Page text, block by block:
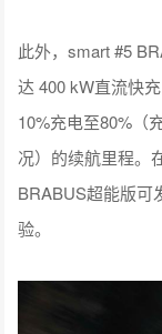
此外，smart #5
达 400 kW直流快
10%充电至80%（
况）的续航里程。
BRABUS超能版可
验。